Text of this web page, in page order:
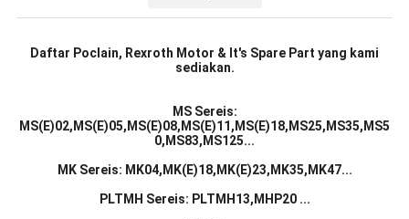
Daftar Poclain, Rexroth Motor & It's Spare Part yang kami
sediakan.
MS Sereis:
MS(E)02,MS(E)05,MS(E)08,MS(E)11,MS(E)18,MS25,MS35,MS5
0,MS83,MS125...
MK Sereis: MK04,MK(E)18,MK(E)23,MK35,MK47...
PLTMH Sereis: PLTMH13,MHP20 ...